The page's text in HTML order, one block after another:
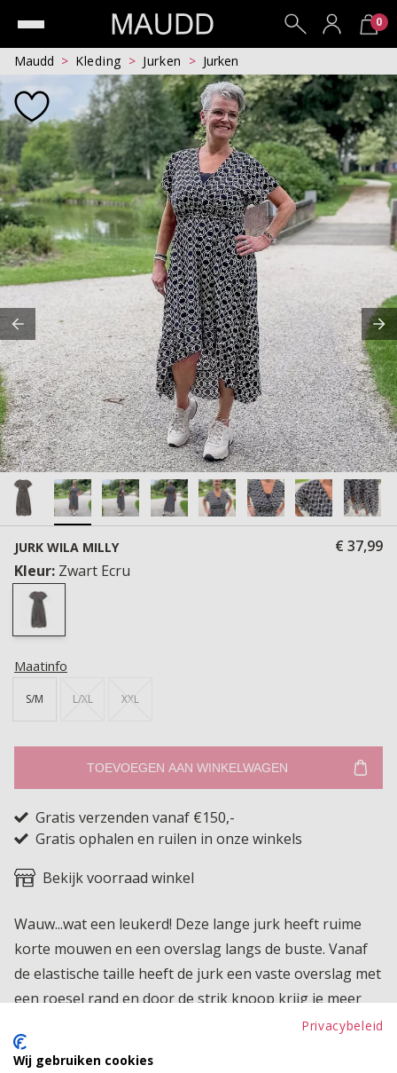
0
Maudd Kleding Jurken Jurken
JURK WILA MILLY
€ 37,99
Kleur: Zwart Ecru
Maatinfo
S/M L/XL XXL
TOEVOEGEN AAN WINKELWAGEN
Gratis verzenden vanaf €150,-
Gratis ophalen en ruilen in onze winkels
Bekijk voorraad winkel
Wauw...wat een leukerd! Deze lange jurk heeft ruime
korte mouwen en een overslag langs de buste. Vanaf
de elastische taille heeft de jurk een vaste overslag met
een roesel rand en door de strik knoop krijg je meer
Product kenmerken
Privacybeleid
Wij gebruiken cookies